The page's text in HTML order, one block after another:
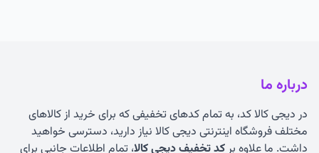
درباره ما
در دیجی کالا کد، به تمام کدهای تخفیفی که برای خرید از کالاهای
مختلف فروشگاه اینترنتی دیجی کالا نیاز دارید، دسترسی خواهید
داشت. ما علاوه برکد تخفیف دیجی کالا، تمام اطلاعات جانبی برای